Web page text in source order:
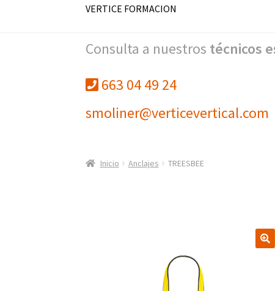
VERTICE FORMACION
Consulta a nuestros técnicos
663 04 49 24
smoliner@verticevertical.com
Inicio Anclajes TREESBEE